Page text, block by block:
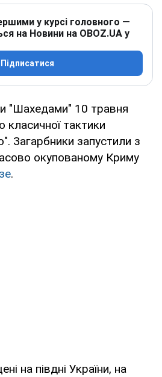
у курсі головного —
на Новини на OBOZ.UA у
Підписатися
"Шахедами" 10 травня
класичної тактики
Загарбники запустили з
окупованому Криму
.
на півдні України, на